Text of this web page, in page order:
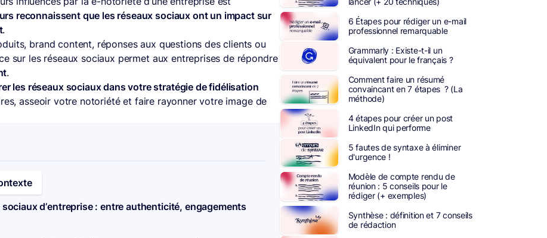
reconnaissent que les réseaux sociaux ont un impact sur
.
brand content, réponses aux questions des clients ou
sur les réseaux sociaux permet aux entreprises de répondre
.
les réseaux sociaux dans votre stratégie de fidélisation
asseoir votre notoriété et faire rayonner votre image de
d’entreprise : entre authenticité, engagements
6 Étapes pour rédiger un e-mail
professionnel remarquable
Grammarly : Existe-t-il un
équivalent pour le français ?
Comment faire un résumé
convaincant en 7 étapes ? (La
méthode)
4 étapes pour créer un post
LinkedIn qui performe
5 fautes de syntaxe à éliminer
d'urgence !
Modèle de compte rendu de
réunion : 5 conseils pour le
rédiger (+ exemples)
Synthèse : définition et 7 conseils
de rédaction